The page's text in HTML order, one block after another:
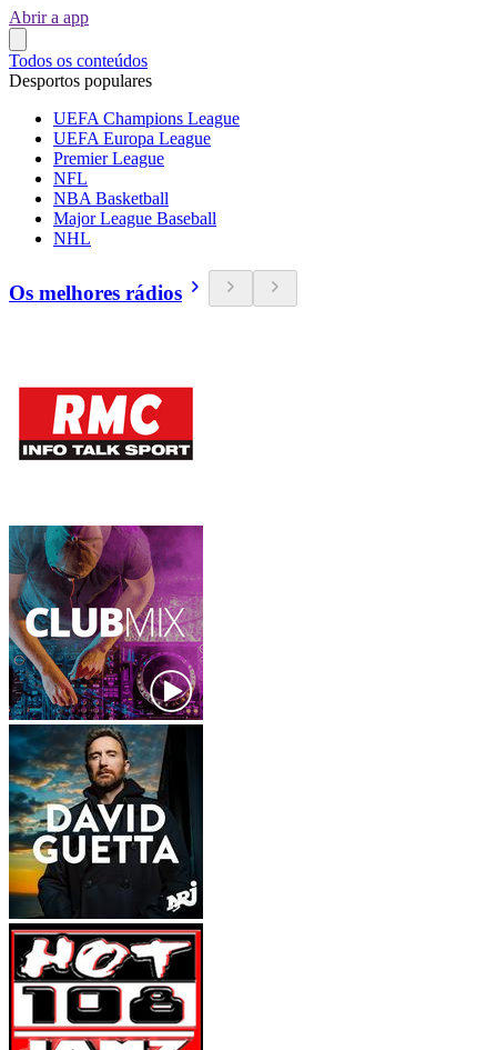
Abrir a app
Todos os conteúdos
Desportos populares
UEFA Champions League
UEFA Europa League
Premier League
NFL
NBA Basketball
Major League Baseball
NHL
Os melhores rádios